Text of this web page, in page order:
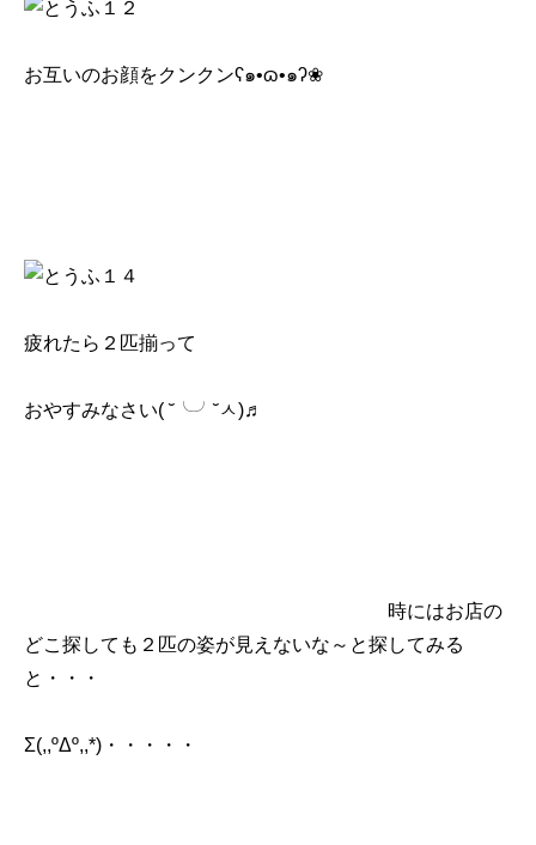
お互いのお顔をクンクンʕ๑•ɷ•๑ʔ❀
疲れたら２匹揃って
おやすみなさい( ˘╰╯˘ㅅ)♬
時にはお店の
どこ探しても２匹の姿が見えないな～と探してみる
と・・・
Σ(,,ºΔº,,*)・・・・・